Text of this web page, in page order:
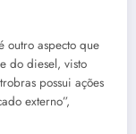
outro aspecto que
do diesel, visto
possui ações
externo”,